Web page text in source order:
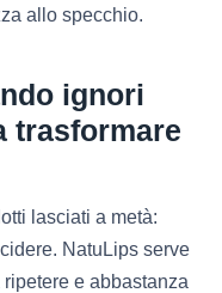
allo specchio.
ignori
trasformare
lasciati a metà:
NatuLips serve
e abbastanza